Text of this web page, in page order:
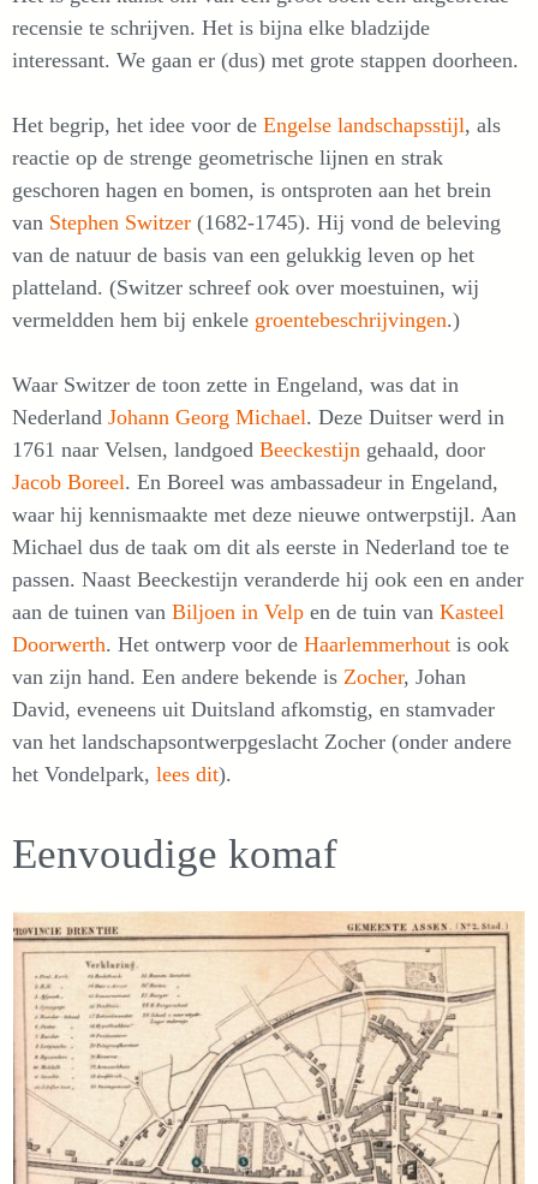
recensie te schrijven. Het is bijna elke bladzijde
interessant. We gaan er (dus) met grote stappen doorheen.
Het begrip, het idee voor de Engelse landschapsstijl, als
reactie op de strenge geometrische lijnen en strak
geschoren hagen en bomen, is ontsproten aan het brein
van Stephen Switzer (1682-1745). Hij vond de beleving
van de natuur de basis van een gelukkig leven op het
platteland. (Switzer schreef ook over moestuinen, wij
vermeldden hem bij enkele groentebeschrijvingen.)
Waar Switzer de toon zette in Engeland, was dat in
Nederland Johann Georg Michael. Deze Duitser werd in
1761 naar Velsen, landgoed Beeckestijn gehaald, door
Jacob Boreel. En Boreel was ambassadeur in Engeland,
waar hij kennismaakte met deze nieuwe ontwerpstijl. Aan
Michael dus de taak om dit als eerste in Nederland toe te
passen. Naast Beeckestijn veranderde hij ook een en ander
aan de tuinen van Biljoen in Velp en de tuin van Kasteel
Doorwerth. Het ontwerp voor de Haarlemmerhout is ook
van zijn hand. Een andere bekende is Zocher, Johan
David, eveneens uit Duitsland afkomstig, en stamvader
van het landschapsontwerpgeslacht Zocher (onder andere
het Vondelpark, lees dit).
Eenvoudige komaf